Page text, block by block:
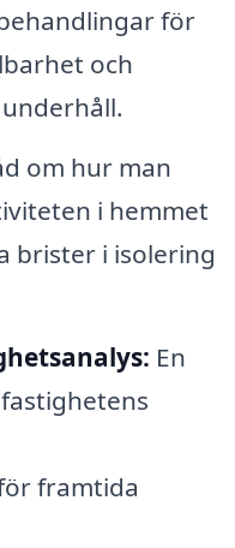
för
och
om hur man
i hemmet
brister i isolering
En
framtida